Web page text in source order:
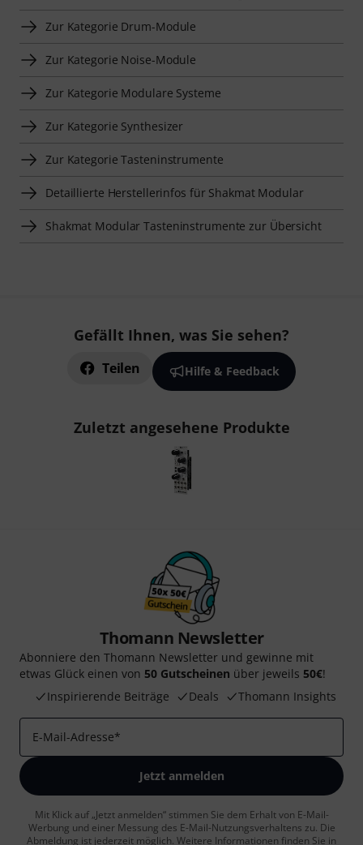
Zur Kategorie Drum-Module
Zur Kategorie Noise-Module
Zur Kategorie Modulare Systeme
Zur Kategorie Synthesizer
Zur Kategorie Tasteninstrumente
Detaillierte Herstellerinfos für Shakmat Modular
Shakmat Modular Tasteninstrumente zur Übersicht
Gefällt Ihnen, was Sie sehen?
Teilen Hilfe & Feedback
Zuletzt angesehene Produkte
Thomann Newsletter
Abonniere den Thomann Newsletter und gewinne mit
etwas Glück einen von 50 Gutscheinen über jeweils 50€!
Inspirierende Beiträge
Deals Thomann Insights
E-Mail-Adresse*
Jetzt anmelden
Mit Klick auf „Jetzt anmelden“ stimmen Sie dem Erhalt von E-Mail-
Werbung und einer Messung des E-Mail-Nutzungsverhaltens zu. Die
Abmeldung ist jederzeit möglich. Weitere Informationen finden Sie in